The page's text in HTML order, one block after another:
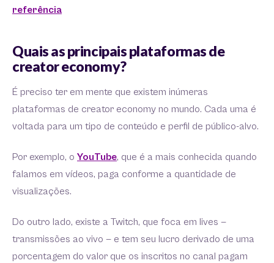
referência
Quais as principais plataformas de
creator economy?
É preciso ter em mente que existem inúmeras
plataformas de creator economy no mundo. Cada uma é
voltada para um tipo de conteúdo e perfil de público-alvo.
Por exemplo, o YouTube, que é a mais conhecida quando
falamos em vídeos, paga conforme a quantidade de
visualizações.
Do outro lado, existe a Twitch, que foca em lives —
transmissões ao vivo — e tem seu lucro derivado de uma
porcentagem do valor que os inscritos no canal pagam